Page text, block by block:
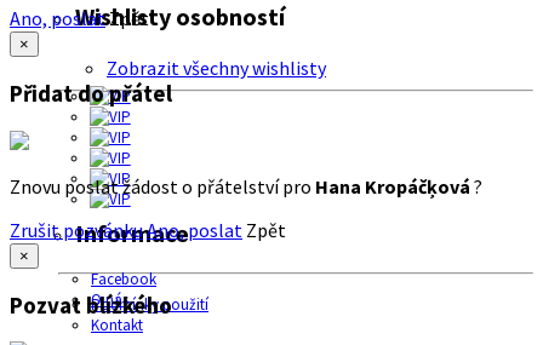
Wishlisty osobností
Zobrazit všechny wishlisty
Informace
Facebook
O nás
Podmínky použití
Kontakt
Ano, poslatZpět
×
Přidat do přátel
Znovu poslat žádost o přátelství pro Hana Kropáčķová ?
Zrušit pozvánkuAno, poslat Zpět
×
Pozvat blízkého